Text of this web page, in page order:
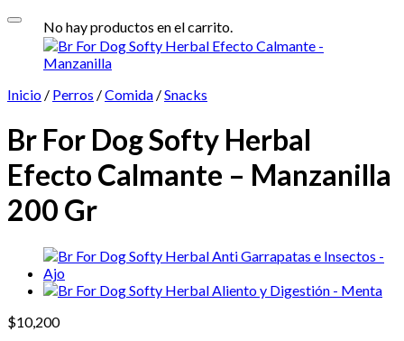
No hay productos en el carrito.
Inicio / Perros /Comida /Snacks
Br For Dog Softy Herbal
Efecto Calmante – Manzanilla
200 Gr
$10,200